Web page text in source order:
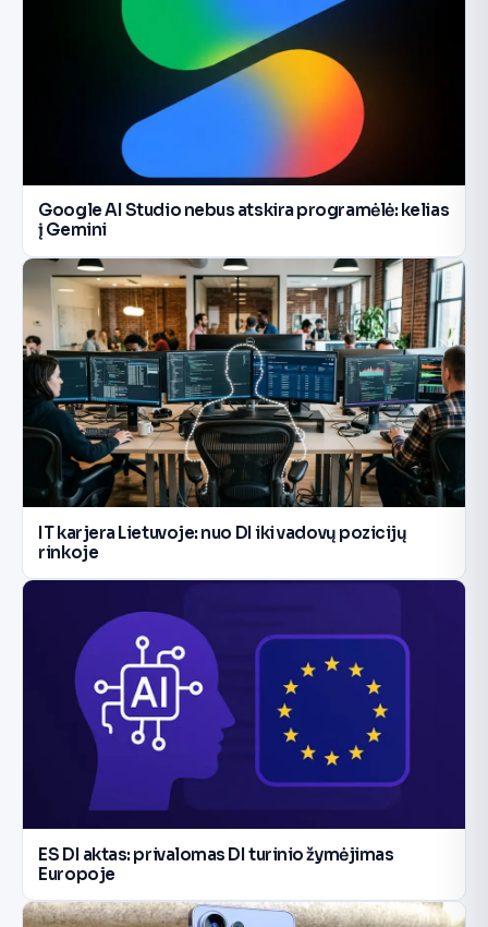
Google AI Studio nebus atskira programėlė: kelias
į Gemini
IT karjera Lietuvoje: nuo DI iki vadovų pozicijų
rinkoje
ES DI aktas: privalomas DI turinio žymėjimas
Europoje